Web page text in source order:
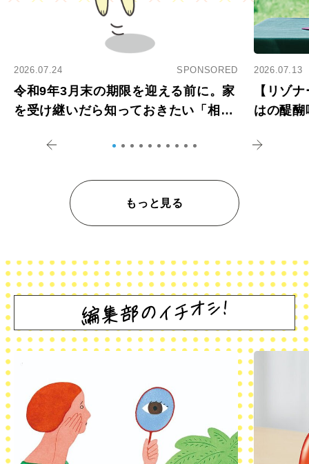
2026.07.24 SPONSORED
令和9年3月末の期限を迎える前に。家
を受け継いだら知っておきたい「相続
2026.07.13
【リゾ
はの醍
もっと見る